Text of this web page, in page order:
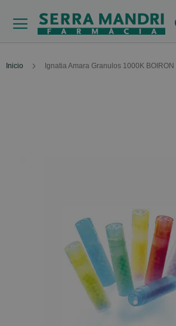
Inicio Ignatia Amara Granulos 1000K BOIRON